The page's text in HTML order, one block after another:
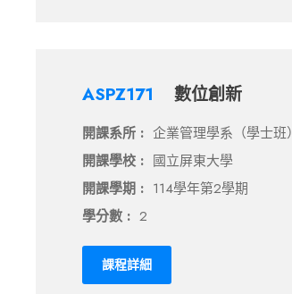
ASPZ171 數位創新
開課系所 : 企業管理學系（學士班）
開課學校 : 國立屏東大學
開課學期 : 114學年第2學期
學分數 : 2
課程詳細